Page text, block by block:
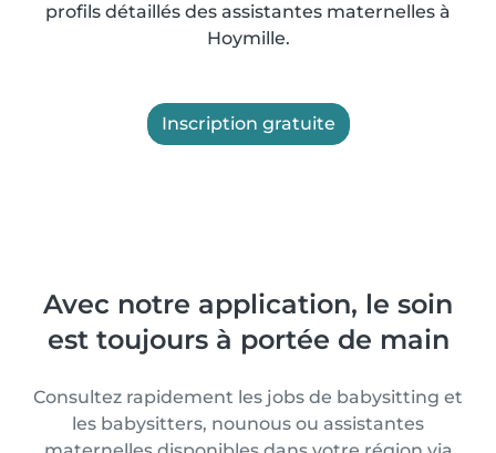
profils détaillés des assistantes maternelles à
Hoymille.
Inscription gratuite
Avec notre application, le soin
est toujours à portée de main
Consultez rapidement les jobs de babysitting et
les babysitters, nounous ou assistantes